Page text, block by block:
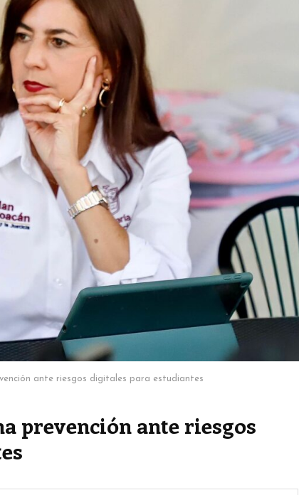
ante riesgos digitales para estudiantes
prevención ante riesgos